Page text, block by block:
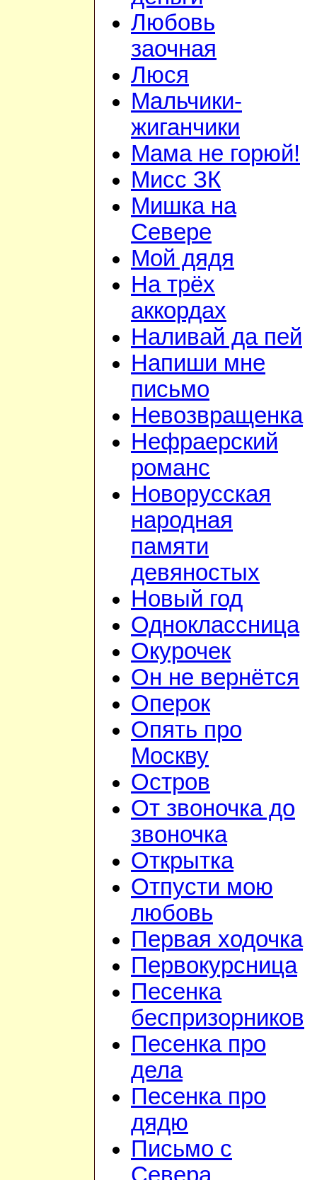
Любовь
заочная
Люся
Мальчики-
жиганчики
Мама не горюй!
Мисс ЗК
Мишка на
Севере
Мой дядя
На трёх
аккордах
Наливай да пей
Напиши мне
письмо
Невозвращенка
Нефраерский
романс
Новорусская
народная
памяти
девяностых
Новый год
Одноклассница
Окурочек
Он не вернётся
Оперок
Опять про
Москву
Остров
От звоночка до
звоночка
Открытка
Отпусти мою
любовь
Первая ходочка
Первокурсница
Песенка
беспризорников
Песенка про
дела
Песенка про
дядю
Письмо с